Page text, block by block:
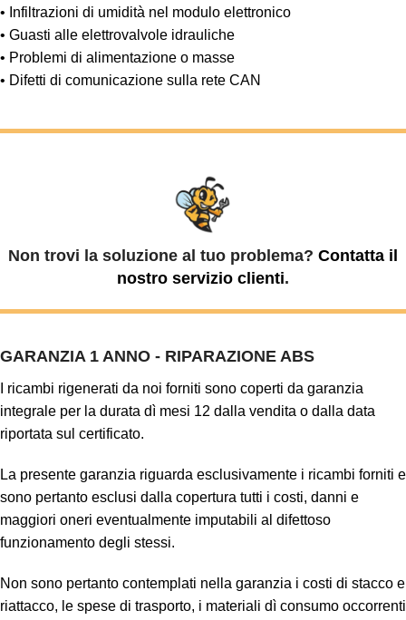
• Infiltrazioni di umidità nel modulo elettronico
• Guasti alle elettrovalvole idrauliche
• Problemi di alimentazione o masse
• Difetti di comunicazione sulla rete CAN
Non trovi la soluzione al tuo problema? Contatta il
nostro servizio clienti.
GARANZIA 1 ANNO - RIPARAZIONE ABS
I ricambi rigenerati da noi forniti sono coperti da garanzia
integrale per la durata dì mesi 12 dalla vendita o dalla data
riportata sul certificato.
La presente garanzia riguarda esclusivamente i ricambi forniti e
sono pertanto esclusi dalla copertura tutti i costi, danni e
maggiori oneri eventualmente imputabili al difettoso
funzionamento degli stessi.
Non sono pertanto contemplati nella garanzia i costi di stacco e
riattacco, le spese di trasporto, i materiali dì consumo occorrenti